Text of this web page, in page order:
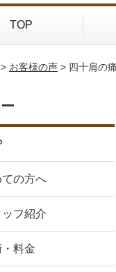
TOP
お客様の声> 四十肩の
の方へ
ッフ紹介
料金